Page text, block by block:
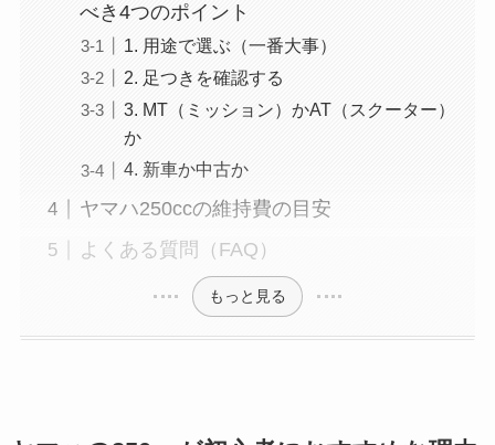
べき4つのポイント
1. 用途で選ぶ（一番大事）
2. 足つきを確認する
3. MT（ミッション）かAT（スクーター）
か
4. 新車か中古か
ヤマハ250ccの維持費の目安
よくある質問（FAQ）
もっと見る